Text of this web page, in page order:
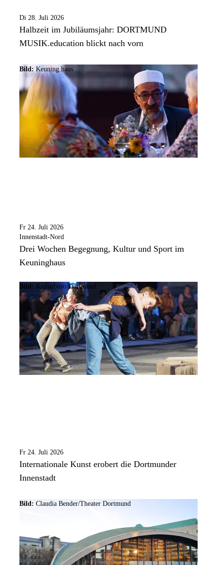
Di 28. Juli 2026
Halbzeit im Jubiläumsjahr: DORTMUND
MUSIK.education blickt nach vorn
Bild: Keuning.haus
Fr 24. Juli 2026
Innenstadt-Nord
Drei Wochen Begegnung, Kultur und Sport im
Keuninghaus
Bild: Kulturbüro Dortmund
Fr 24. Juli 2026
Internationale Kunst erobert die Dortmunder
Innenstadt
Bild: Claudia Bender/Theater Dortmund